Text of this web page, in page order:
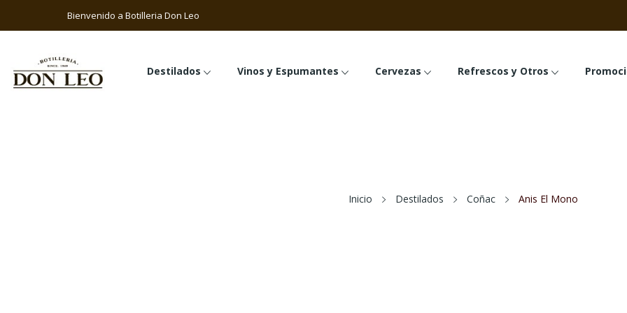
Bienvenido a Botilleria Don Leo
Destilados Vinos y Espumantes Cervezas Refrescos y Otros
Inicio Destilados Coñac Anis El Mono